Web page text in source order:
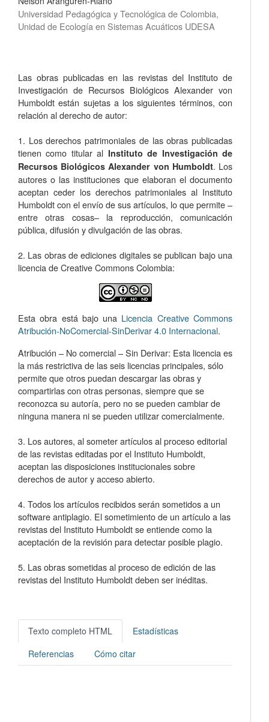
Universidad Pedagógica y Tecnológica de Colombia,
Unidad de Ecología en Sistemas Acuáticos UDESA
Texto completo HTML
Estadísticas
Referencias
Cómo citar
Las obras publicadas en las revistas del Instituto de
Investigación de Recursos Biológicos Alexander von
Humboldt están sujetas a los siguientes términos, con
relación al derecho de autor:
1. Los derechos patrimoniales de las obras publicadas
tienen como titular al Instituto de Investigación de
Recursos Biológicos Alexander von Humboldt. Los
autores o las instituciones que elaboran el documento
aceptan ceder los derechos patrimoniales al Instituto
Humboldt con el envío de sus artículos, lo que permite –
entre otras cosas­– la reproducción, comunicación
pública, difusión y divulgación de las obras.
2. Las obras de ediciones digitales se publican bajo una
licencia de Creative Commons Colombia:
Esta obra está bajo una Licencia Creative Commons
Atribución-NoComercial-SinDerivar 4.0 Internacional.
Atribución – No comercial – Sin Derivar: Esta licencia es
la más restrictiva de las seis licencias principales, sólo
permite que otros puedan descargar las obras y
compartirlas con otras personas, siempre que se
reconozca su autoría, pero no se pueden cambiar de
ninguna manera ni se pueden utilizar comercialmente.
3. Los autores, al someter artículos al proceso editorial
de las revistas editadas por el Instituto Humboldt,
aceptan las disposiciones institucionales sobre
derechos de autor y acceso abierto.
4. Todos los artículos recibidos serán sometidos a un
software antiplagio. El sometimiento de un artículo a las
revistas del Instituto Humboldt se entiende como la
aceptación de la revisión para detectar posible plagio.
5. Las obras sometidas al proceso de edición de las
revistas del Instituto Humboldt deben ser inéditas.